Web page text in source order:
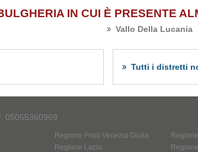
IN CUI È PRESENTE
Vallo Della Lucania
Tutti i distretti
05055360969
Regione Friuli Venezia Giulia
Regione Lazio